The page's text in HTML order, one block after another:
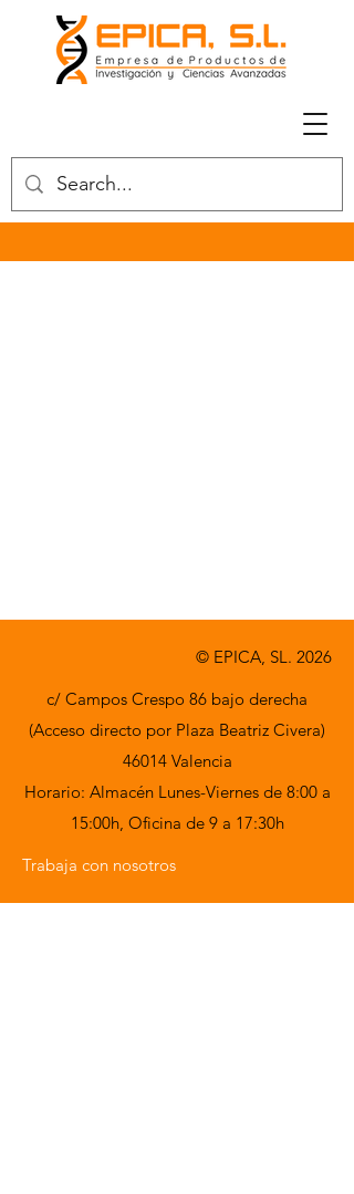
© EPICA, SL. 2026
c/ Campos Crespo 86 bajo derecha
(Acceso directo por Plaza Beatriz Civera)
46014 Valencia
Horario: Almacén Lunes-Viernes de 8:00 a
15:00h, Oficina de 9 a 17:30h
Trabaja con nosotros